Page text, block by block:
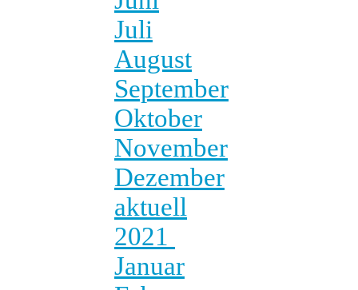
Juli
August
September
Oktober
November
Dezember
aktuell
2021
Januar